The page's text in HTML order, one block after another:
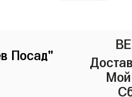
Посад"